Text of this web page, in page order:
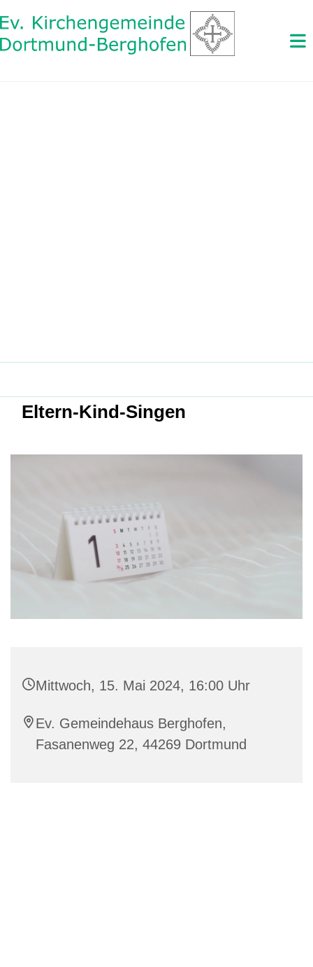
Eltern-Kind-Singen
Mittwoch, 15. Mai 2024, 16:00 Uhr
Ev. Gemeindehaus Berghofen,
Fasanenweg 22, 44269 Dortmund